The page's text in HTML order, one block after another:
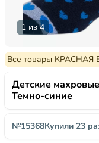
1 из 4
Все товары КРАСНАЯ
Детские
Темно-синие
№15368Купили 23